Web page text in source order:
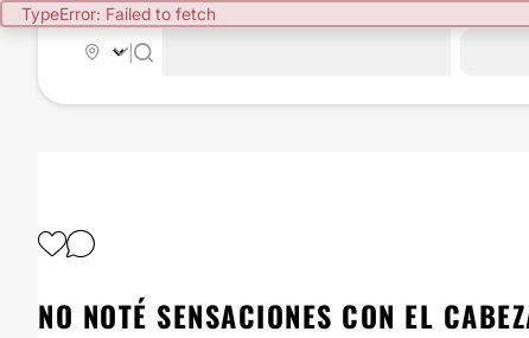
TypeError: Failed to fetch
NO NOTÉ SENSACIONES CON EL